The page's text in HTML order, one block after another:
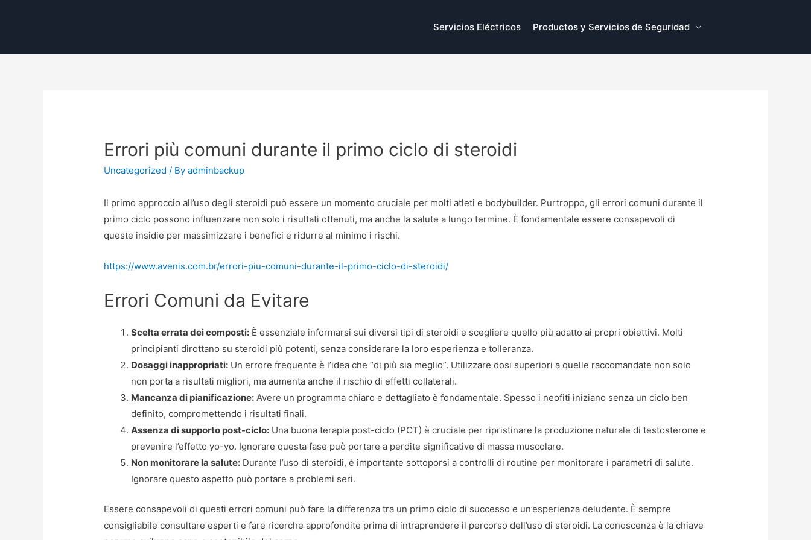
Servicios Eléctricos Productos y Servicios de Seguridad
Errori più comuni durante il primo ciclo di steroidi
Uncategorized / Byadminbackup
Il primo approccio all’uso degli steroidi può essere un momento cruciale per molti atleti e bodybuilder. Purtroppo, gli errori comuni durante il
primo ciclo possono influenzare non solo i risultati ottenuti, ma anche la salute a lungo termine. È fondamentale essere consapevoli di
queste insidie per massimizzare i benefici e ridurre al minimo i rischi.
https://www.avenis.com.br/errori-piu-comuni-durante-il-primo-ciclo-di-steroidi/
Errori Comuni da Evitare
Scelta errata dei composti: È essenziale informarsi sui diversi tipi di steroidi e scegliere quello più adatto ai propri obiettivi. Molti
principianti dirottano su steroidi più potenti, senza considerare la loro esperienza e tolleranza.
Dosaggi inappropriati: Un errore frequente è l’idea che “di più sia meglio”. Utilizzare dosi superiori a quelle raccomandate non solo
non porta a risultati migliori, ma aumenta anche il rischio di effetti collaterali.
Mancanza di pianificazione: Avere un programma chiaro e dettagliato è fondamentale. Spesso i neofiti iniziano senza un ciclo ben
definito, compromettendo i risultati finali.
Assenza di supporto post-ciclo: Una buona terapia post-ciclo (PCT) è cruciale per ripristinare la produzione naturale di testosterone e
prevenire l’effetto yo-yo. Ignorare questa fase può portare a perdite significative di massa muscolare.
Non monitorare la salute: Durante l’uso di steroidi, è importante sottoporsi a controlli di routine per monitorare i parametri di salute.
Ignorare questo aspetto può portare a problemi seri.
Essere consapevoli di questi errori comuni può fare la differenza tra un primo ciclo di successo e un’esperienza deludente. È sempre
consigliabile consultare esperti e fare ricerche approfondite prima di intraprendere il percorso dell’uso di steroidi. La conoscenza è la chiave